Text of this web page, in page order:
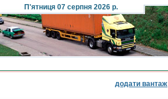
П'ятниця07 серпня 2026 р.
додати вантаж